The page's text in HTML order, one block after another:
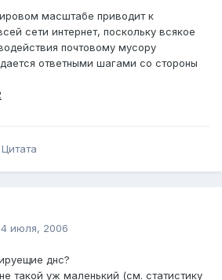
масштабе приводит к
сети интернет, поскольку всякое
почтовому мусору
ответными шагами со стороны
Цитата
4 июля, 2006
днс?
такой уж маленький (см. статистику